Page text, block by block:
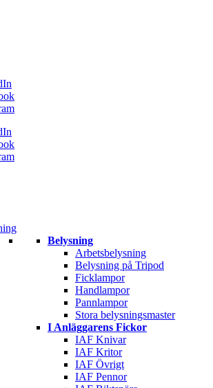
Belysning
Arbetsbelysning
Belysning på Tripod
Ficklampor
Handlampor
Pannlampor
Stora belysningsmaster
I Anläggarens Fickor
IAF Knivar
IAF Kritor
IAF Övrigt
IAF Pennor